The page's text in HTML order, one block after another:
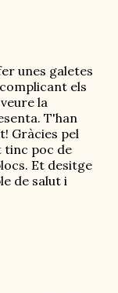
unes galetes
els
la
T'han
Gràcies pel
tinc poc de
Et desitge
de salut i